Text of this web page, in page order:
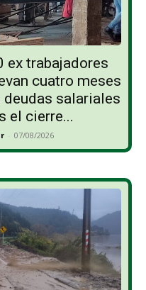
ex trabajadores
cuatro meses
salariales
el cierre...
- 07/08/2026